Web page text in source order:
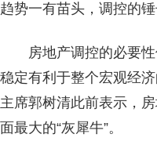
趋势一有苗头，调控的锤
房地产调控的必要
稳定有利于整个宏观经
主席郭树清此前表示，
面最大的“灰犀牛”。